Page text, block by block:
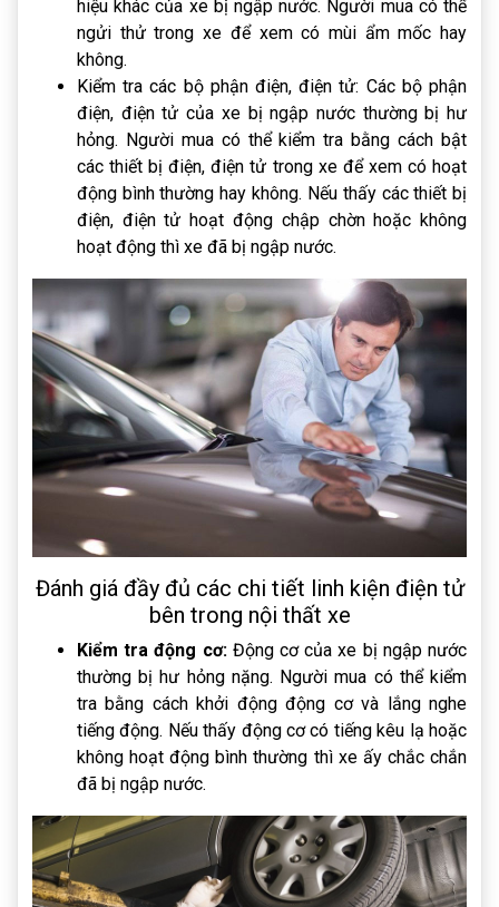
hiệu khác của xe bị ngập nước. Người mua có thể
ngửi thử trong xe để xem có mùi ẩm mốc hay
không.
Kiểm tra các bộ phận điện, điện tử: Các bộ phận
điện, điện tử của xe bị ngập nước thường bị hư
hỏng. Người mua có thể kiểm tra bằng cách bật
các thiết bị điện, điện tử trong xe để xem có hoạt
động bình thường hay không. Nếu thấy các thiết bị
điện, điện tử hoạt động chập chờn hoặc không
hoạt động thì xe đã bị ngập nước.
Đánh giá đầy đủ các chi tiết linh kiện điện tử
bên trong nội thất xe
Kiểm tra động cơ:Động cơ của xe bị ngập nước
thường bị hư hỏng nặng. Người mua có thể kiểm
tra bằng cách khởi động động cơ và lắng nghe
tiếng động. Nếu thấy động cơ có tiếng kêu lạ hoặc
không hoạt động bình thường thì xe ấy chắc chắn
đã bị ngập nước.